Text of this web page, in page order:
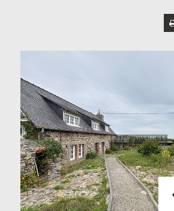
PrécédentSuivant